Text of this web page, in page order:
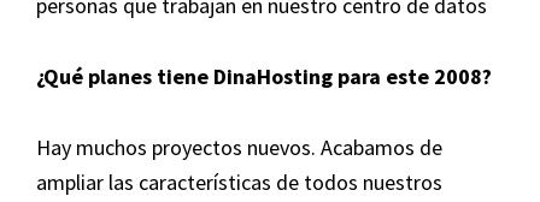
¿Qué planes tiene DinaHosting para este 2008?
Hay muchos proyectos nuevos. Acabamos de
ampliar las características de todos nuestros